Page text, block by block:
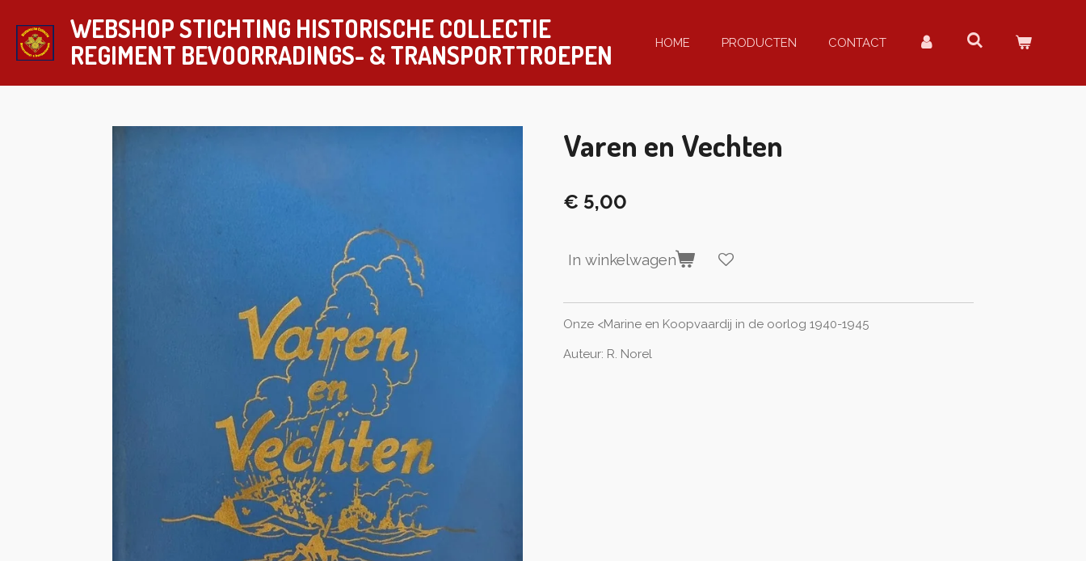
direct
naar
hoofdinhoud
WEBSHOP STICHTING HISTORISCHE COLLECTIE
REGIMENT BEVOORRADINGS- & TRANSPORTTROEPEN HOME PRODUCTEN CONTACT
Varen en Vechten
€ 5,00
In winkelwagen
Onze <Marine en Koopvaardij in de oorlog 1940-1945
Auteur: R. Norel